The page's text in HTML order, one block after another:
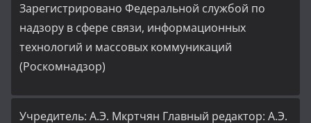
Зарегистрировано Федеральной службой по
надзору в сфере связи, информационных
технологий и массовых коммуникаций
(Роскомнадзор)
Учредитель: А.Э. Мкртчян Главный редактор: А.Э.